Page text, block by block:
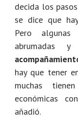
decida los
se dice que
Pero
abrumadas
hay que tener
muchas
económicas
añadió.